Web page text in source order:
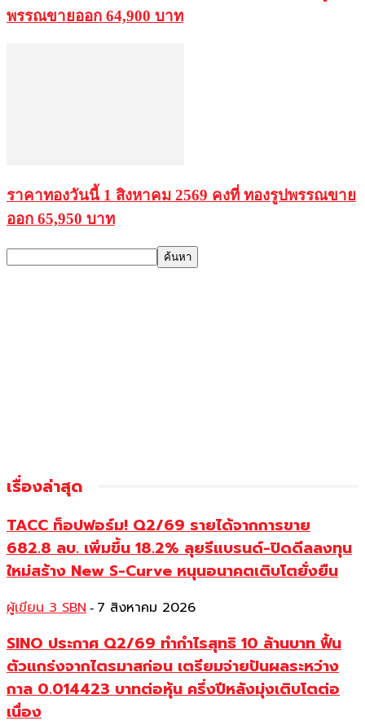
พรรณขายออก 64,900 บาท
ราคาทองวันนี้ 1 สิงหาคม 2569 คงที่ ทองรูปพรรณขาย
ออก 65,950 บาท
เรื่องล่าสุด
TACC ท็อปฟอร์ม! Q2/69 รายได้จากการขาย
682.8 ลบ. เพิ่มขึ้น 18.2% ลุยรีแบรนด์-ปิดดีลลงทุน
ใหม่สร้าง New S-Curve หนุนอนาคตเติบโตยั่งยืน
ผู้เขียน 3 SBN - 7 สิงหาคม 2026
SINO ประกาศ Q2/69 ทำกำไรสุทธิ 10 ล้านบาท ฟื้น
ตัวแกร่งจากไตรมาสก่อน เตรียมจ่ายปันผลระหว่าง
กาล 0.014423 บาทต่อหุ้น ครึ่งปีหลังมุ่งเติบโตต่อ
เนื่อง